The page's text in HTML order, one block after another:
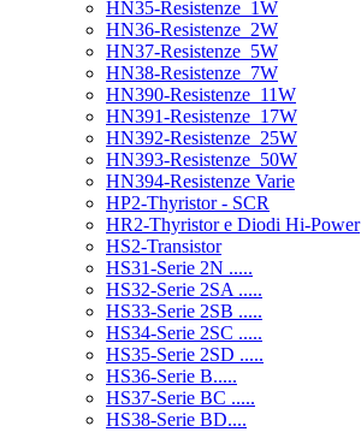
HN35-Resistenze_1W
HN36-Resistenze_2W
HN37-Resistenze_5W
HN38-Resistenze_7W
HN390-Resistenze_11W
HN391-Resistenze_17W
HN392-Resistenze_25W
HN393-Resistenze_50W
HN394-Resistenze Varie
HP2-Thyristor - SCR
HR2-Thyristor e Diodi Hi-Power
HS2-Transistor
HS31-Serie 2N .....
HS32-Serie 2SA .....
HS33-Serie 2SB .....
HS34-Serie 2SC .....
HS35-Serie 2SD .....
HS36-Serie B.....
HS37-Serie BC .....
HS38-Serie BD....